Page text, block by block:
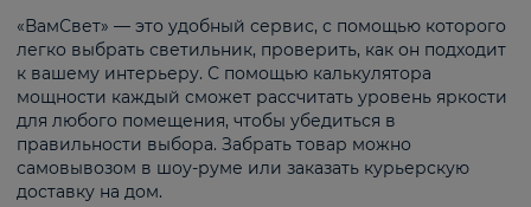
«ВамСвет» — это удобный сервис, с помощью которого
легко выбрать светильник, проверить, как он подходит
к вашему интерьеру. С помощью калькулятора
мощности каждый сможет рассчитать уровень яркости
для любого помещения, чтобы убедиться в
правильности выбора. Забрать товар можно
самовывозом в шоу-руме или заказать курьерскую
доставку на дом.